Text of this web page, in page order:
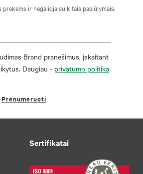
ir negalioja su kitais pasiūlymais.
Brand pranešimus, įskaitant
Daugiau - privatumo politika
Prenumeruoti
Sertifikatai